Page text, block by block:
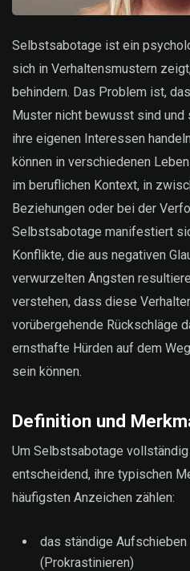
Selbstsabotage ist ein
sich in Verhaltensmustern
behindern. Das Problem ist,
Muster nicht bewusst sind
ihre eigenen Interessen
können in verschiedenen
im beruflichen Kontext, in
Beziehungen oder bei der
Selbstsabotage manifestiert
Konflikte, die aus negativen
verwurzelten Ängsten
verstehen, dass diese
vorübergehende Rückschläge
ernsthafte Hürden auf dem
sein können.
Definition und
Um Selbstsabotage
entscheidend, ihre typischen
häufigsten Anzeichen zählen:
das ständige Aufschieben
(Prokrastinieren)